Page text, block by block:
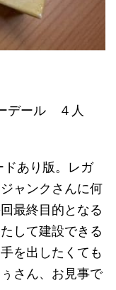
ーデール ４人
ドあり版。レガ
ャンクさんに何
最終目的となる
して建設できる
を出したくても
さん、お見事で